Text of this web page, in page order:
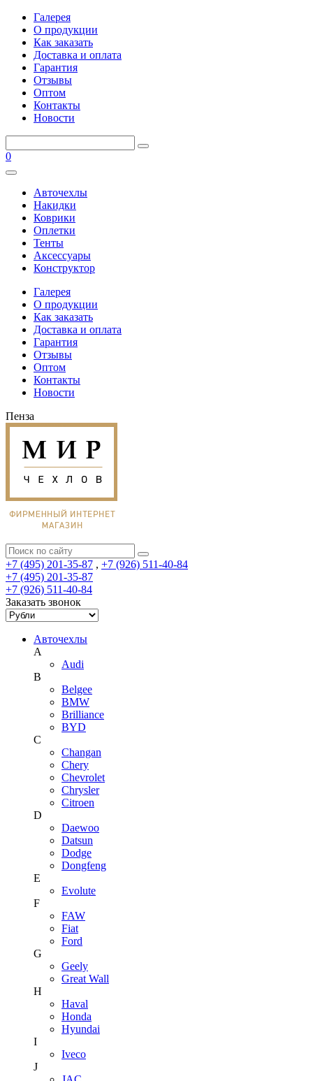
Галерея
О продукции
Как заказать
Доставка и оплата
Гарантия
Отзывы
Оптом
Контакты
Новости
0
Авточехлы
Накидки
Коврики
Оплетки
Тенты
Аксессуары
Конструктор
Галерея
О продукции
Как заказать
Доставка и оплата
Гарантия
Отзывы
Оптом
Контакты
Новости
Пенза
+7 (495) 201-35-87 , +7 (926) 511-40-84
+7 (495) 201-35-87
+7 (926) 511-40-84
Заказать звонок
Авточехлы
A
Audi
B
Belgee
BMW
Brilliance
BYD
C
Changan
Chery
Chevrolet
Chrysler
Citroen
D
Daewoo
Datsun
Dodge
Dongfeng
E
Evolute
F
FAW
Fiat
Ford
G
Geely
Great Wall
H
Haval
Honda
Hyundai
I
Iveco
J